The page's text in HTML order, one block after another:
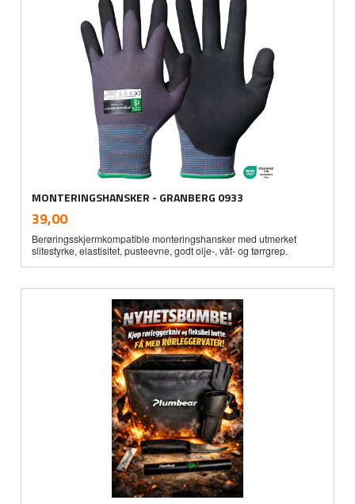
MONTERINGSHANSKER - GRANBERG 0933
Pris
39,00mva.
Berøringsskjermkompatible monteringshansker med utmerket
slitestyrke, elastisitet, pusteevne, godt olje-, våt- og tørrgrep.